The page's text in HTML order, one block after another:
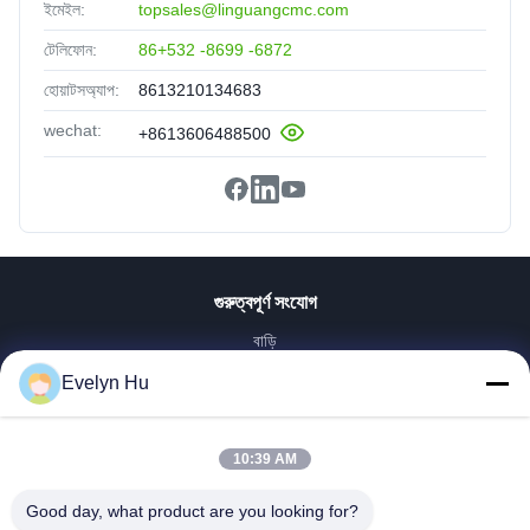
ইমেইল: topsales@linguangcmc.com
টেলিফোন: 86+532 -8699 -6872
হোয়াটসঅ্যাপ: 8613210134683
wechat: +8613606488500
গুরুত্বপূর্ণ সংযোগ
বাড়ি
কারখানা ভ্রমণ
মান নিয়ন্ত্রণ
Evelyn Hu
10:39 AM
Good day, what product are you looking for?